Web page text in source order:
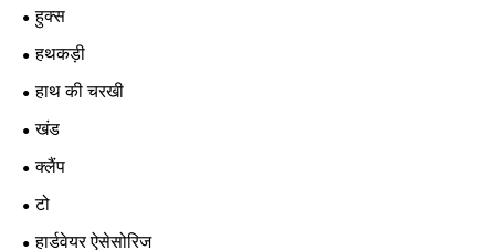
हुक्स
हथकड़ी
हाथ की चरखी
खंड
क्लैंप
टो
हार्डवेयर ऐसेसोरिज